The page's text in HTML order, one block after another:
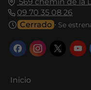
09 70 35 08 26
Cerrado ⋅ Se
Inicio